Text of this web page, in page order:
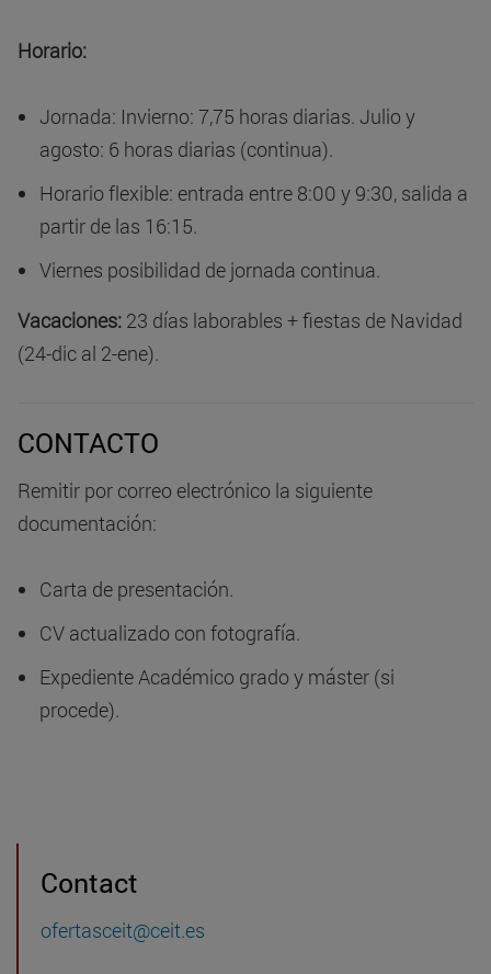
Horario:
Jornada: Invierno: 7,75 horas diarias. Julio y
agosto: 6 horas diarias (continua).
Horario flexible: entrada entre 8:00 y 9:30, salida a
partir de las 16:15.
Viernes posibilidad de jornada continua.
Vacaciones: 23 días laborables + fiestas de Navidad
(24-dic al 2-ene).
CONTACTO
Remitir por correo electrónico la siguiente
documentación:
Carta de presentación.
CV actualizado con fotografía.
Expediente Académico grado y máster (si
procede).
Contact
ofertasceit@ceit.es